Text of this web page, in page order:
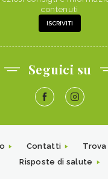
contenuti
ISCRIVITI
Seguici su
Contatti
Risposte di salute